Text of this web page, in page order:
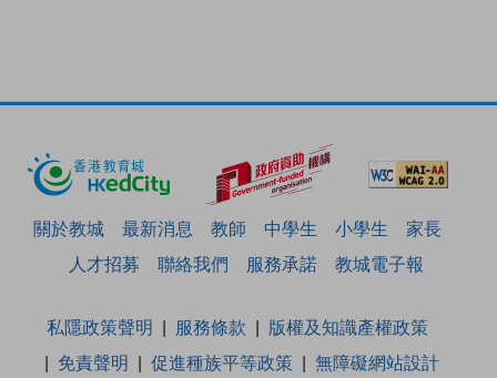
關於教城 最新消息 教師 中學生 小學生
家長
人才招募
聯絡我們 服務承諾 教城電子報
私隱政策聲明 服務條款
版權及知識產權政策
免責聲明
促進種族平等政策 無障礙網站設計